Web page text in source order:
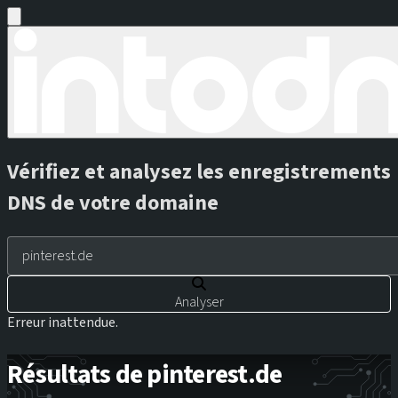
Vérifiez et analysez les enregistrements
DNS de votre domaine
Analyser
Erreur inattendue.
Résultats de pinterest.de